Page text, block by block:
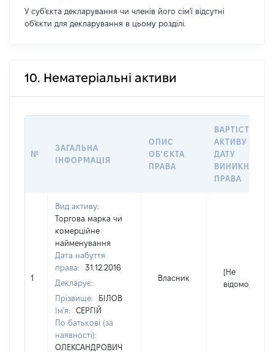
У суб'єкта декларування чи членів його сім'ї відсутні
об'єкти для декларування в цьому розділі.
10. Нематеріальні активи
№
ЗАГАЛЬНА
ІНФОРМАЦІЯ
ОПИС
ОБ'ЄКТА
ПРАВА
ВАРТІСТЬ
АКТИВУ НА
ДАТУ
ВИНИКНЕННЯ
ПРАВА
1
Вид активу:
Торгова марка чи
комерційне
найменування
Дата набуття
права:
31.12.2016
Декларує:
Прізвище:
БІЛОВ
Ім'я:
СЕРГІЙ
По батькові (за
наявності):
ОЛЕКСАНДРОВИЧ
Власник
[Не
відомо]